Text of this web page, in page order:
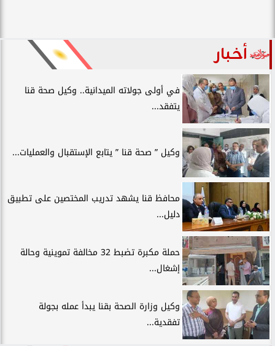
أخبار
في أولى جولاته الميدانية.. وكيل صحة قنا
يتفقد...
وكيل ” صحة قنا ” يتابع الإستقبال والعمليات...
محافظ قنا يشهد تدريب المختصين على تطبيق
دليل...
حملة مكبرة تضبط 32 مخالفة تموينية وحالة
إشغال...
وكيل وزارة الصحة بقنا يبدأ عمله بجولة
تفقدية...